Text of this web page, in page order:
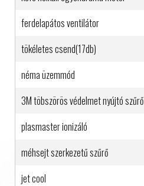
ferdelapátos ventilátor
tökéletes csend(17db)
néma üzemmód
3M töbszörös védelmet nyújtó szűrő
plasmaster ionizáló
méhsejt szerkezetű szűrő
jet cool